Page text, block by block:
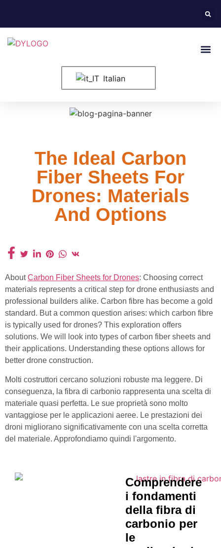
Italian
The Ideal Carbon
Fiber Sheets For
Drones: Materials
And Options
AboutCarbon Fiber Sheets for Drones: Choosing correct
materials represents a critical step for drone enthusiasts and
professional builders alike. Carbon fibre has become a gold
standard. But a common question arises: which carbon fibre
is typically used for drones? This exploration offers
solutions. We will look into types of carbon fiber sheets and
their applications. Understanding these options allows for
better drone construction.
Molti costruttori cercano soluzioni robuste ma leggere. Di
conseguenza, la fibra di carbonio rappresenta una scelta di
materiale quasi perfetta. Le sue proprietà sono molto
vantaggiose per le applicazioni aeree. Le prestazioni dei
droni migliorano significativamente con una scelta corretta
del materiale. Approfondiamo quindi l'argomento.
Comprendere
i fondamenti
della fibra di
carbonio per
le